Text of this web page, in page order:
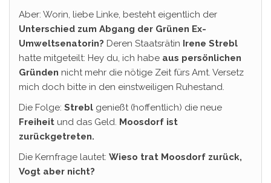
Aber: Worin, liebe Linke, besteht eigentlich der
Unterschied zum Abgang der Grünen Ex-
Umweltsenatorin? Deren Staatsrätin Irene Strebl
hatte mitgeteilt: Hey du, ich habe aus persönlichen
Gründen nicht mehr die nötige Zeit fürs Amt. Versetz
mich doch bitte in den einstweiligen Ruhestand.
Die Folge: Strebl genießt (hoffentlich) die neue
Freiheit und das Geld. Moosdorf ist
zurückgetreten.
Die Kernfrage lautet: Wieso trat Moosdorf zurück,
Vogt aber nicht?